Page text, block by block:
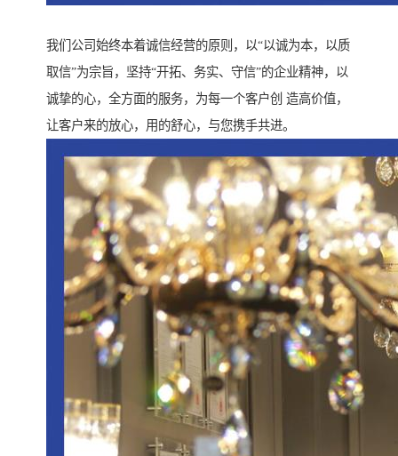
我们公司始终本着诚信经营的原则，以“以诚为本，以质
取信”为宗旨，坚持“开拓、务实、守信”的企业精神，以
诚挚的心，全方面的服务，为每一个客户创 造高价值，
让客户来的放心，用的舒心，与您携手共进。